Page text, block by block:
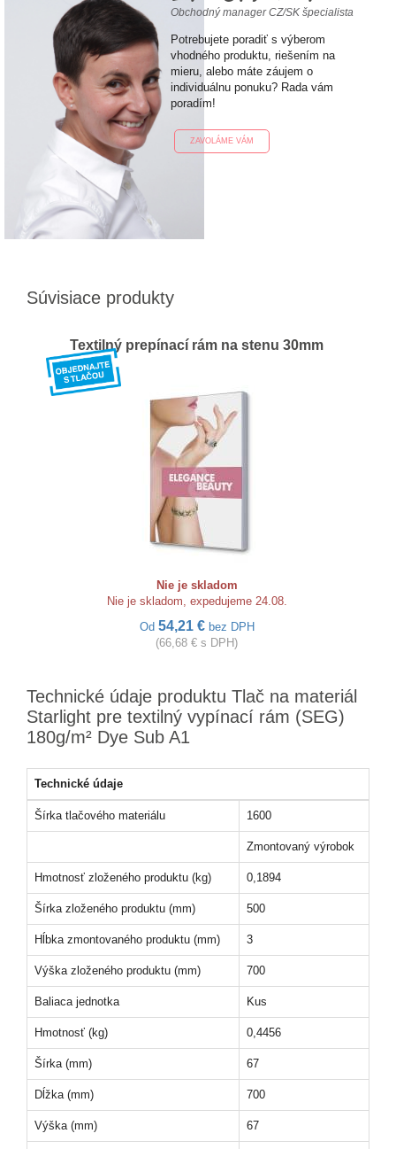
Obchodný manager CZ/SK špecialista
Potrebujete poradiť s výberom
vhodného produktu, riešením na
mieru, alebo máte záujem o
individuálnu ponuku? Rada vám
poradím!
ZAVOLÁME VÁM
Súvisiace produkty
Textilný prepínací rám na stenu 30mm
Nie je skladom
Nie je skladom, expedujeme 24.08.
Od 54,21 € bez DPH
(66,68 € s DPH)
Technické údaje produktu Tlač na materiál
Starlight pre textilný vypínací rám (SEG)
180g/m² Dye Sub A1
Technické údaje
Šírka tlačového materiálu 1600
Zmontovaný výrobok
Hmotnosť zloženého produktu (kg) 0,1894
Šírka zloženého produktu (mm) 500
Hĺbka zmontovaného produktu (mm) 3
Výška zloženého produktu (mm) 700
Baliaca jednotka Kus
Hmotnosť (kg) 0,4456
Šírka (mm) 67
Dĺžka (mm) 700
Výška (mm) 67